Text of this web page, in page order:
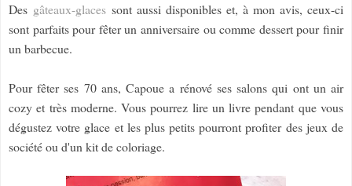
Des gâteaux-glaces sont aussi disponibles et, à mon avis, ceux-ci
sont parfaits pour fêter un anniversaire ou comme dessert pour finir
un barbecue.
Pour fêter ses 70 ans, Capoue a rénové ses salons qui ont un air
cozy et très moderne. Vous pourrez lire un livre pendant que vous
dégustez votre glace et les plus petits pourront profiter des jeux de
société ou d'un kit de coloriage.